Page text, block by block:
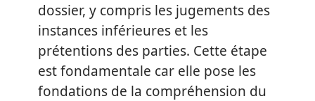
dossier, y compris les jugements des
instances inférieures et les
prétentions des parties. Cette étape
est fondamentale car elle pose les
fondations de la compréhension du